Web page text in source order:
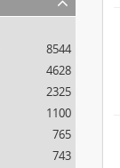
8544
4628
2325
1100
765
743